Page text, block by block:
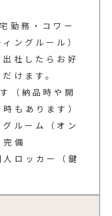
勤務・コワー
ングルール）
社したらお好
けます。
（納品時や開
もあります）
ルーム（オン
備
ロッカー（鍵